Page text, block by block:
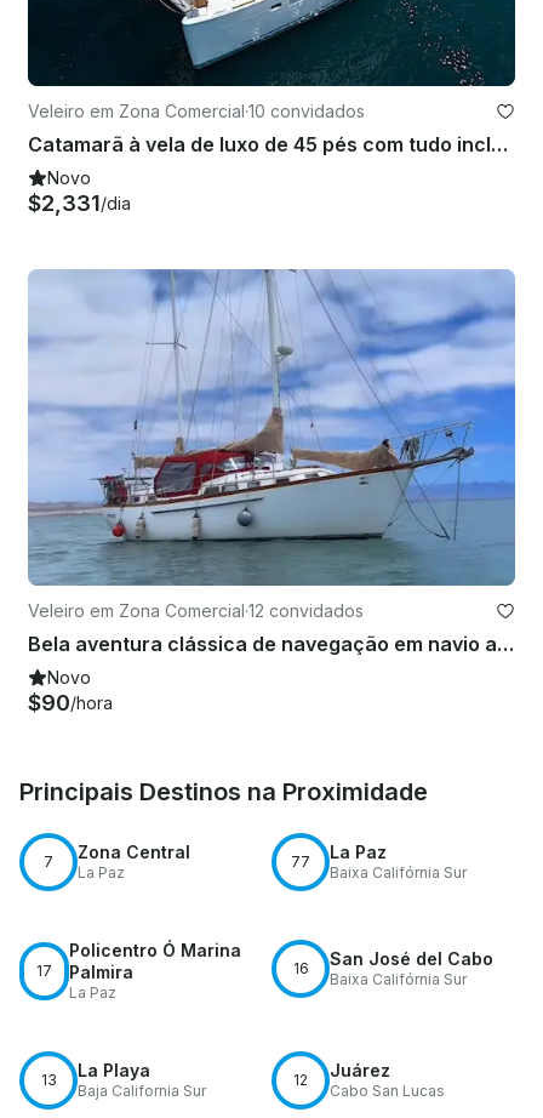
Veleiro em Zona Comercial·10 convidados
Catamarã à vela de luxo de 45 pés com tudo incluído em La Paz, Baja California Sur
Novo
$2,331/dia
Veleiro em Zona Comercial·12 convidados
Bela aventura clássica de navegação em navio asiático
Novo
$90/hora
Principais Destinos na Proximidade
7 Zona Central
La Paz
77 La Paz
Baixa Califórnia Sur
17
Policentro Ó Marina
Palmira
La Paz
16 San José del Cabo
Baixa Califórnia Sur
13 La Playa
Baja California Sur
12 Juárez
Cabo San Lucas